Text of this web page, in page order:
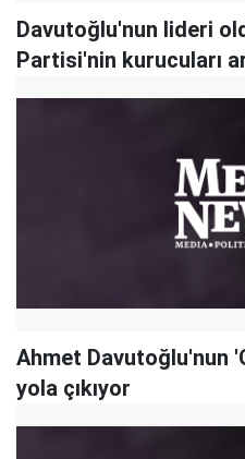
Davutoğlu'nun lideri
Partisi'nin kurucuları
Ahmet Davutoğlu'nun
yola çıkıyor